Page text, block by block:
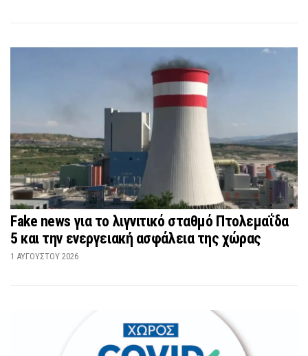
Fake news για το λιγνιτικό σταθμό Πτολεμαΐδα
5 και την ενεργειακή ασφάλεια της χώρας
1 ΑΥΓΟΎΣΤΟΥ 2026